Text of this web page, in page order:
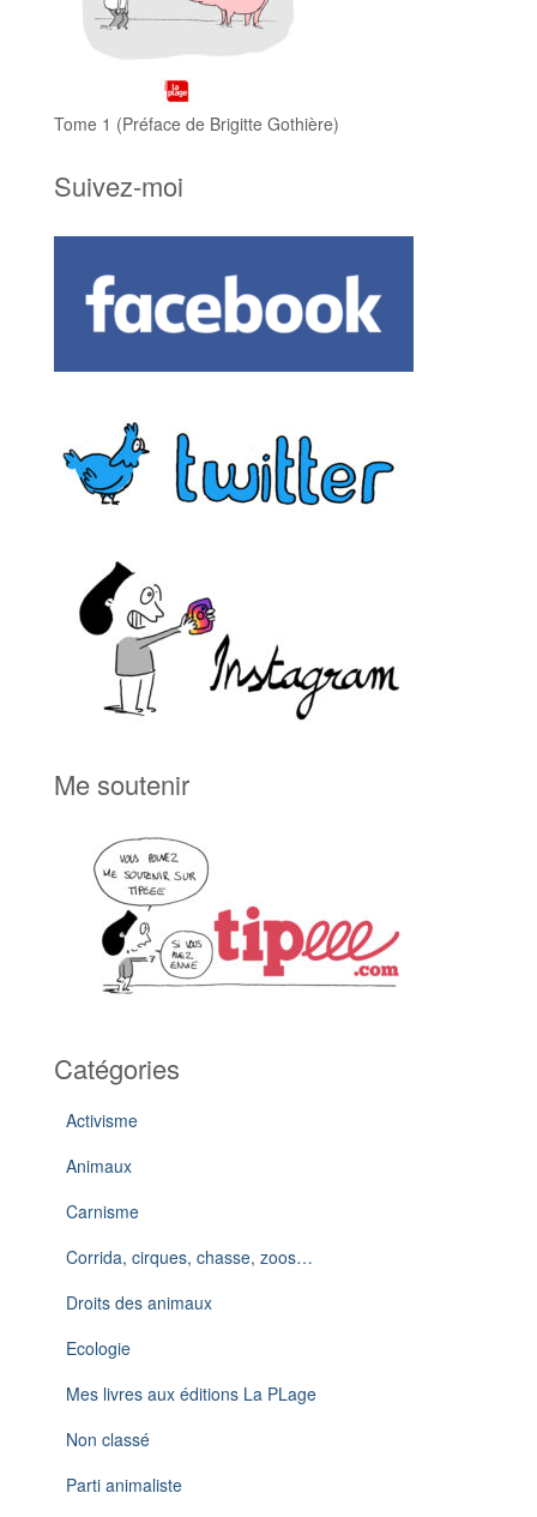
Tome 1 (Préface de Brigitte Gothière)
Suivez-moi
Me soutenir
Catégories
Activisme
Animaux
Carnisme
Corrida, cirques, chasse, zoos…
Droits des animaux
Ecologie
Mes livres aux éditions La PLage
Non classé
Parti animaliste